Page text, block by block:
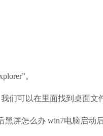
。
可以在里面找到桌面文